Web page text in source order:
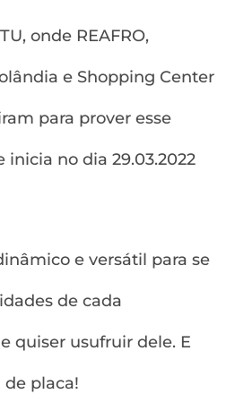
onde REAFRO,
e Shopping Center
para prover esse
no dia 29.03.2022
e versátil para se
de cada
quiser usufruir dele. E
placa!